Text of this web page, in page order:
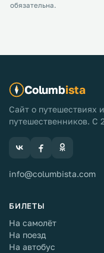
обязательна.
Columbista
Сайт о путешествиях
путешественников. С
info@columbista.com
БИЛЕТЫ
На самолёт
На поезд
На автобус